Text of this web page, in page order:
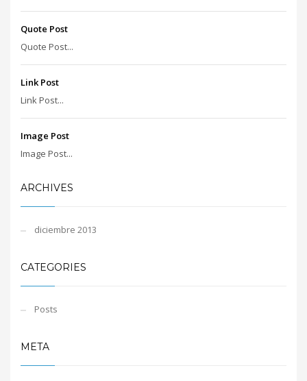
Quote Post
Quote Post...
Link Post
Link Post...
Image Post
Image Post...
ARCHIVES
diciembre 2013
CATEGORIES
Posts
META